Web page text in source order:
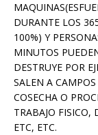
DURANTE LOS
100%) Y
MINUTOS
DESTRUYE POR
SALEN A
COSECHA O
TRABAJO
ETC, ETC.